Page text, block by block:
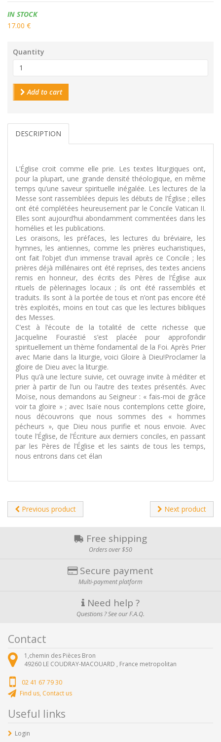
Availability:
IN STOCK
17.00 €
Quantity
Add to cart
DESCRIPTION
L’Église croit comme elle prie. Les textes liturgiques ont,
pour la plupart, une grande densité théologique, en même
temps qu’une saveur spirituelle inégalée. Les lectures de la
Messe sont rassemblées depuis les débuts de l’Église ; elles
ont été complétées heureusement par le Concile Vatican II.
Elles sont aujourd’hui abondamment commentées dans les
homélies et les publications.
Les oraisons, les préfaces, les lectures du bréviaire, les
hymnes, les antiennes, comme les prières eucharistiques,
ont fait l’objet d’un immense travail après ce Concile ; les
prières déjà millénaires ont été reprises, des textes anciens
remis en honneur, des écrits des Pères de l’Église aux
rituels de pèlerinages locaux ; ils ont été rassemblés et
traduits. Ils sont à la portée de tous et n’ont pas encore été
très exploités, moins en tout cas que les lectures bibliques
des Messes.
C’est à l’écoute de la totalité de cette richesse que
Jacqueline Fourastié s’est placée pour approfondir
spirituellement un thème fondamental de la Foi. Après Prier
avec Marie dans la liturgie, voici Gloire à Dieu!Proclamer la
gloire de Dieu avec la liturgie.
Plus qu’à une lecture suivie, cet ouvrage invite à méditer et
prier à partir de l’un ou l’autre des textes présentés. Avec
Moïse, nous demandons au Seigneur : « fais-moi de grâce
voir ta gloire » ; avec Isaïe nous contemplons cette gloire,
nous découvrons que nous sommes des « hommes
pécheurs », que Dieu nous purifie et nous envoie. Avec
toute l’Église, de l’Écriture aux derniers conciles, en passant
par les Pères de l’Église et les saints de tous les temps,
nous entrons dans cet élan
Previous product Next product
Free shipping
Orders over $50
Secure payment
Multi-payment platform
Need help ?
Questions ? See our F.A.Q.
Contact
1,chemin des Pièces Bron
49260 LE COUDRAY-MACOUARD , France metropolitan
02 41 67 79 30
Find us, Contact us
Useful links
Login